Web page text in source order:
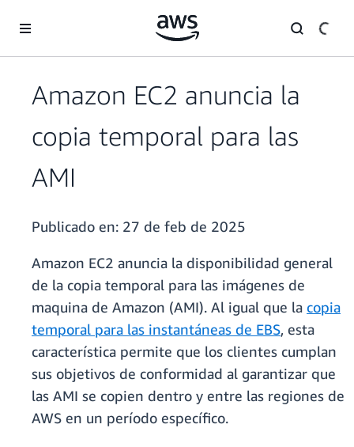
Amazon EC2 anuncia la
copia temporal para las
AMI
Publicado en: 27 de feb de 2025
Amazon EC2 anuncia la disponibilidad general
de la copia temporal para las imágenes de
maquina de Amazon (AMI). Al igual que la copia
temporal para las instantáneas de EBS, esta
característica permite que los clientes cumplan
sus objetivos de conformidad al garantizar que
las AMI se copien dentro y entre las regiones de
AWS en un período específico.